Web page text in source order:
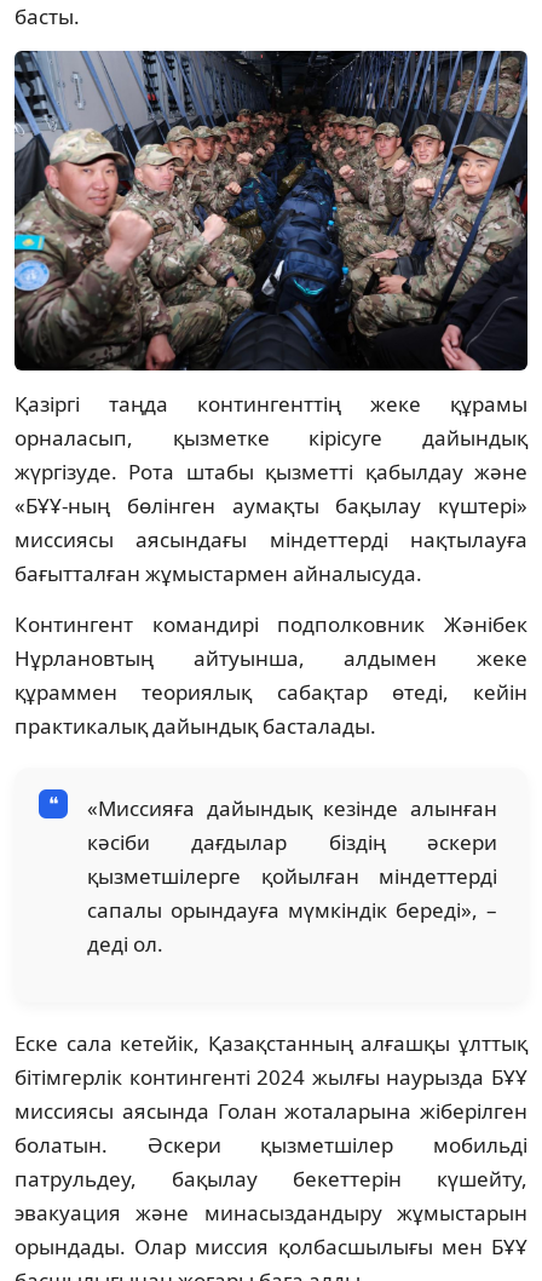
басты.
Қазіргі таңда контингенттің жеке құрамы
орналасып, қызметке кірісуге дайындық
жүргізуде. Рота штабы қызметті қабылдау және
«БҰҰ-ның бөлінген аумақты бақылау күштері»
миссиясы аясындағы міндеттерді нақтылауға
бағытталған жұмыстармен айналысуда.
Контингент командирі подполковник Жәнібек
Нұрлановтың айтуынша, алдымен жеке
құраммен теориялық сабақтар өтеді, кейін
практикалық дайындық басталады.
«Миссияға дайындық кезінде алынған
кәсіби дағдылар біздің әскери
қызметшілерге қойылған міндеттерді
сапалы орындауға мүмкіндік береді», –
деді ол.
Еске сала кетейік, Қазақстанның алғашқы ұлттық
бітімгерлік контингенті 2024 жылғы наурызда БҰҰ
миссиясы аясында Голан жоталарына жіберілген
болатын. Әскери қызметшілер мобильді
патрульдеу, бақылау бекеттерін күшейту,
эвакуация және минасыздандыру жұмыстарын
орындады. Олар миссия қолбасшылығы мен БҰҰ